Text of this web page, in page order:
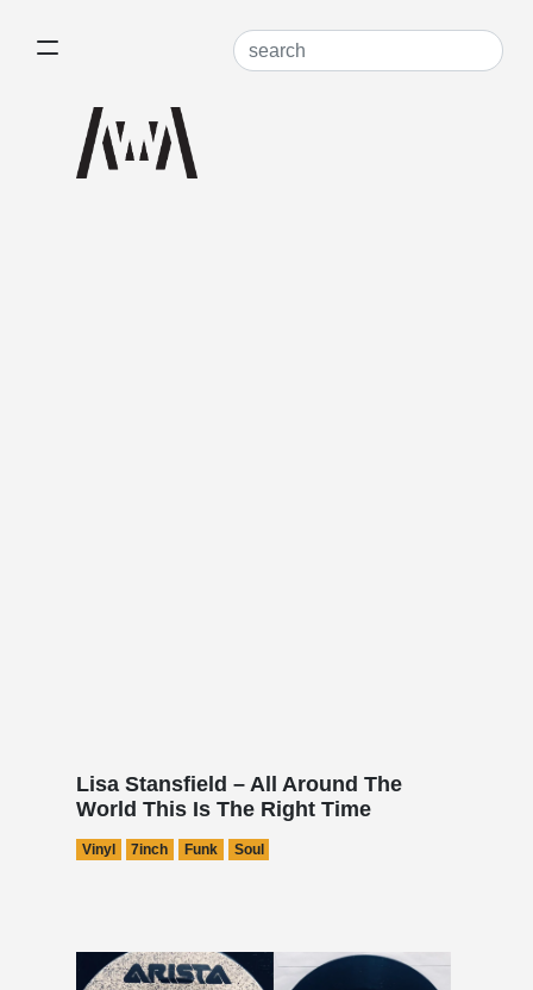
Lisa Stansfield – All Around The
World This Is The Right Time
Vinyl 7inch Funk Soul